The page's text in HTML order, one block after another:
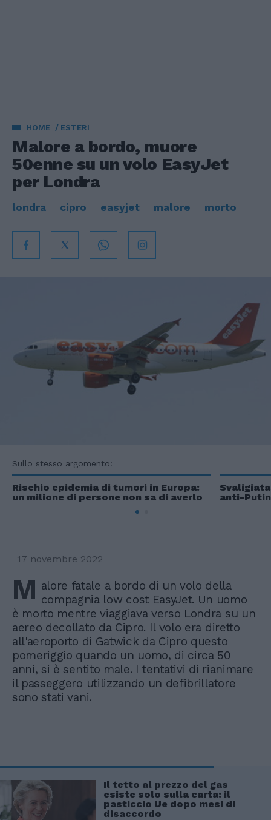
HOME ESTERI
Malore a bordo, muore
50enne su un volo EasyJet
per Londra
londra cipro easyjet malore morto
Sullo stesso argomento:
Rischio epidemia di tumori in Europa:
un milione di persone non sa di averlo
anti-Putin
17 novembre 2022
M alore fatale a bordo di un volo della
compagnia low cost EasyJet. Un uomo
è morto mentre viaggiava verso Londra su un
aereo decollato da Cipro. Il volo era diretto
all'aeroporto di Gatwick da Cipro questo
pomeriggio quando un uomo, di circa 50
anni, si è sentito male. I tentativi di rianimare
il passeggero utilizzando un defibrillatore
sono stati vani.
Il tetto al prezzo del gas
esiste solo sulla carta: il
pasticcio Ue dopo mesi di
disaccordo